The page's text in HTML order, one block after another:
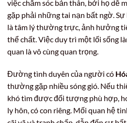
việc chăm sóc bản thân, bởi họ dễ
gặp phải những tai nạn bất ngờ.
là tâm lý thường trực, ảnh hưởng
thể chất. Việc duy trì một lối sống
quan là vô cùng quan trọng.
Đường tình duyên của người có
thường gặp nhiều sóng gió. Nếu
khó tìm được đối tượng phù hợp,
ly hôn, có con riêng. Mối quan hệ